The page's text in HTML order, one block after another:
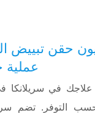
حقن تبييض
عملية
علاجك في سريلانكا